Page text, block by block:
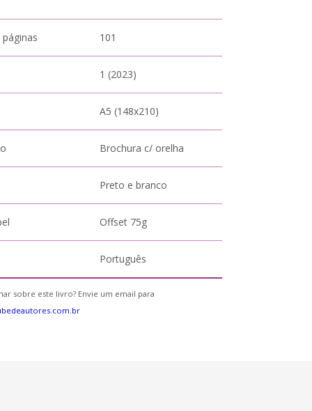
101
1 (2023)
A5 (148x210)
Brochura c/ orelha
Preto e branco
Offset 75g
Português
sobre este livro? Envie um email para